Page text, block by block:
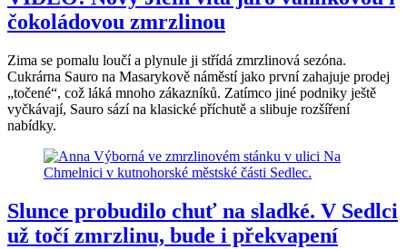
čokoládovou zmrzlinou
Zima se pomalu loučí a plynule ji střídá zmrzlinová sezóna.
Cukrárna Sauro na Masarykově náměstí jako první zahajuje prodej
„točené“, což láká mnoho zákazníků. Zatímco jiné podniky ještě
vyčkávají, Sauro sází na klasické příchutě a slibuje rozšíření
nabídky.
Slunce probudilo chuť na sladké. V Sedlci
už točí zmrzlinu, bude i překvapení